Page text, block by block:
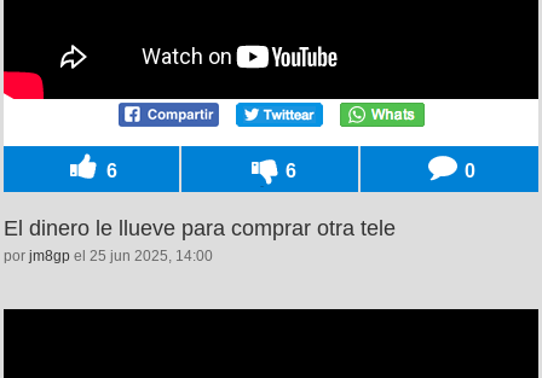
6 6 0
El dinero le llueve para comprar otra tele
por jm8gp el 25 jun 2025, 14:00